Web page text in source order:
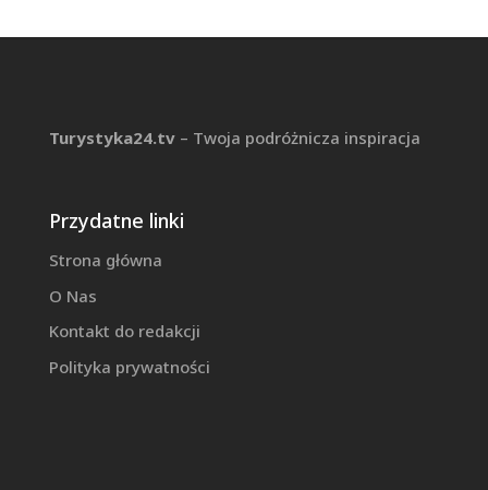
Turystyka24.tv– Twoja podróżnicza inspiracja
Przydatne linki
Strona główna
O Nas
Kontakt do redakcji
Polityka prywatności